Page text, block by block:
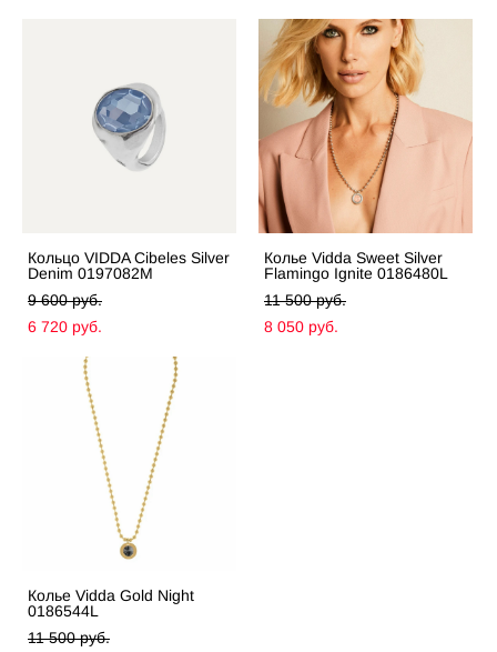
Кольцо VIDDA Cibeles Silver
Denim 0197082M
9 600 pуб.
6 720 pуб.
Колье Vidda Sweet Silver
Flamingo Ignite 0186480L
11 500 pуб.
8 050 pуб.
Колье Vidda Gold Night
0186544L
11 500 pуб.